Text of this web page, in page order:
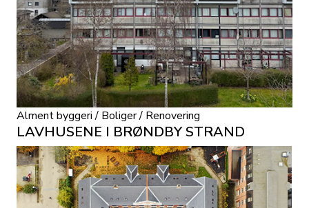
Alment byggeri / Boliger / Renovering
LAVHUSENE I BRØNDBY STRAND